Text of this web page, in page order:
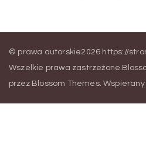
© prawa autorskie2026 https://
Wszelkie prawa zastrzeżone.
przez Blossom Themes.